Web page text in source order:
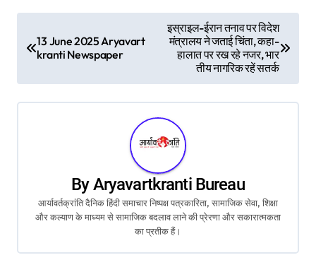
o
s
t
g
13 June 2025 Aryavart
kranti Newspaper
इस्राइल-ईरान तनाव पर विदेश
मंत्रालय ने जताई चिंता, कहा-
हालात पर रख रहे नजर, भार
तीय नागरिक रहें सतर्क
ByAryavartkranti Bureau
आर्यावर्तक्रांति दैनिक हिंदी समाचार निष्पक्ष पत्रकारिता, सामाजिक सेवा, शिक्षा
और कल्याण के माध्यम से सामाजिक बदलाव लाने की प्रेरणा और सकारात्मकता
का प्रतीक हैं।